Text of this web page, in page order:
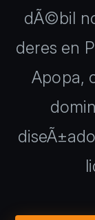
dÃ©bil
deres en
Apopa,